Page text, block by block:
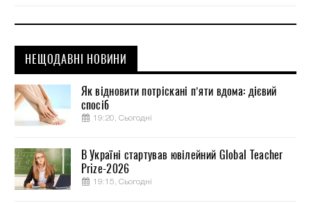
НЕЩОДАВНІ НОВИНИ
Як відновити потріскані п’яти вдома: дієвий
спосіб
19:20, Сьогодні
В Україні стартував ювілейний Global Teacher
Prize-2026
19:15, Сьогодні